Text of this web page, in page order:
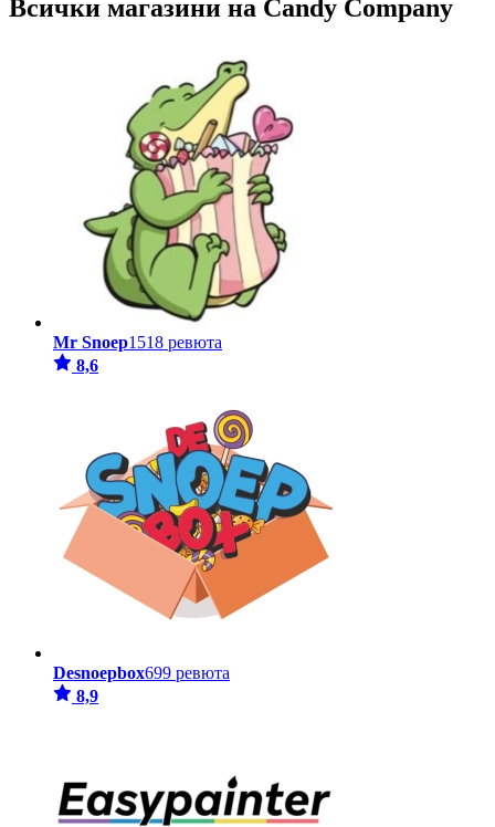
Всички магазини на Candy Company
Mr Snoep1518 ревюта
8,6
Desnoepbox699 ревюта
8,9